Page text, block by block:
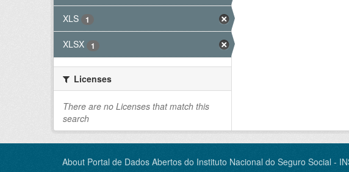
XLS 1
XLSX 1
Licenses
There are no Licenses that match this
search
About Portal de Dados Abertos do Instituto Nacional do Seguro Social -